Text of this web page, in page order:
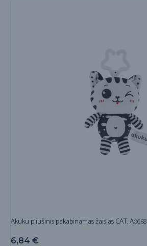
Akuku pliušinis pakabinamas žaislas CAT, A0658
6,84 €